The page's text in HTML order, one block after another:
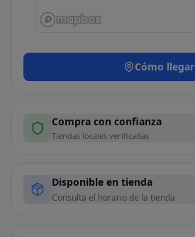
Cómo llegar
Compra con confianza
Tiendas locales verificadas
Disponible en tienda
Consulta el horario de la tienda